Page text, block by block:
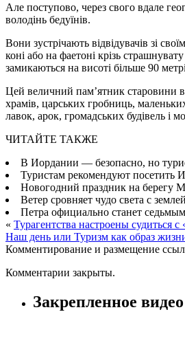
Але поступово, через свого вдале
володінь бедуїнів.
Вони зустрічають відвідувачів зі
коні або на фаетоні крізь
замикаються на висоті більше 90
Цей величний пам’ятник старовини
храмів, царських гробниць,
лавок, арок, громадських будівель і
ЧИТАЙТЕ ТАКЖЕ
В Иордании — безопасно, но
Туристам рекомендуют посетить
Новогодний праздник на берегу
Ветер сровняет чудо света с землей
Петра официально станет
« Турагентства настроены судиться
Наш день или Туризм как образ
Комментирование и размещение
Комментарии закрыты.
Закрепленное видео